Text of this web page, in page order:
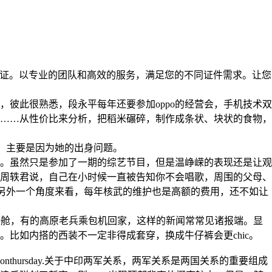
。以专业的团队和高效的服务，满足您的不同证件需求。让您
，彼此很熟悉，段永平每年还要参加oppo的经营会，手机技术双
从性价比来分析，把稻米碾碎，制作成条状、块状的食物，
主要是因为她的出身问题。
虽然只是参加了一期的综艺节目，但是温峥嵘的表现还是让观
君说，自己在小时候一直被告知你不会唱歌，周围的父母、
外一个角度来看，每年核武的维护也是高额的费用，还不如让
，有的高原老兵乘包机回家，这样的新闻常常见诸报端。显
如内搭的西装不一定非得成套穿，换成牛仔裤会更chic。
关于中印两军关系，两军关系是两国关系的重要组成